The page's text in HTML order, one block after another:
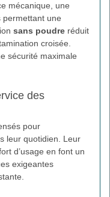
mécanique, une
permettant une
sans poudre réduit
croisée.
sécurité maximale
des
pour
leur quotidien. Leur
d’usage en font un
exigeantes